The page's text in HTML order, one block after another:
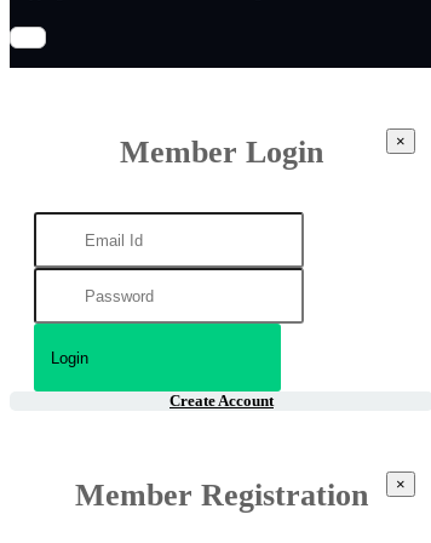
Member Login ×
Create Account
Member Registration ×